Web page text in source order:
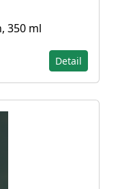
350 ml
Detail